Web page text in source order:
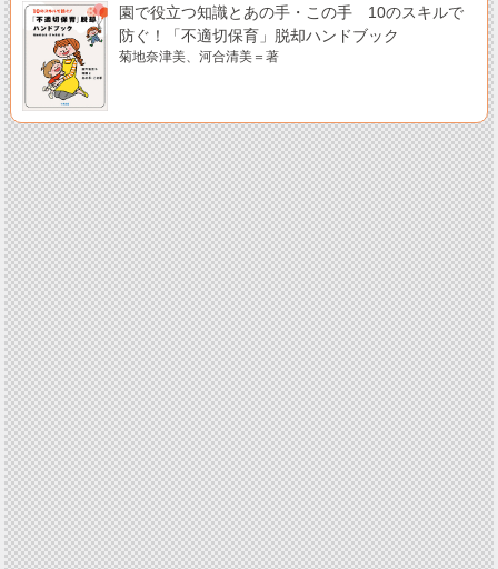
園で役立つ知識とあの手・この手 10のスキルで
防ぐ！「不適切保育」脱却ハンドブック
菊地奈津美、河合清美＝著